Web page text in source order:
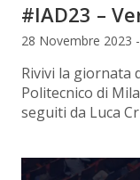
#IAD23 –
28 Novembre 2023
Rivivi la giornata
Politecnico di
seguiti da Luca